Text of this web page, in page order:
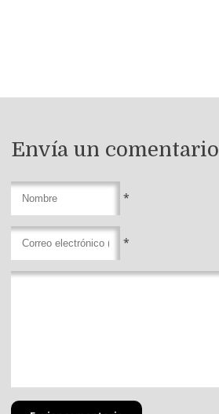
Envía un comentario
*
*